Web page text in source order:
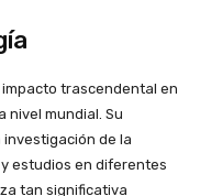
impacto trascendental en
nivel mundial. Su
de la
estudios en diferentes
tan significativa